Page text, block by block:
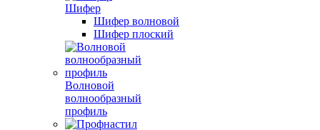
Шифер
Шифер волновой
Шифер плоский
Волновой
волнообразный
профиль